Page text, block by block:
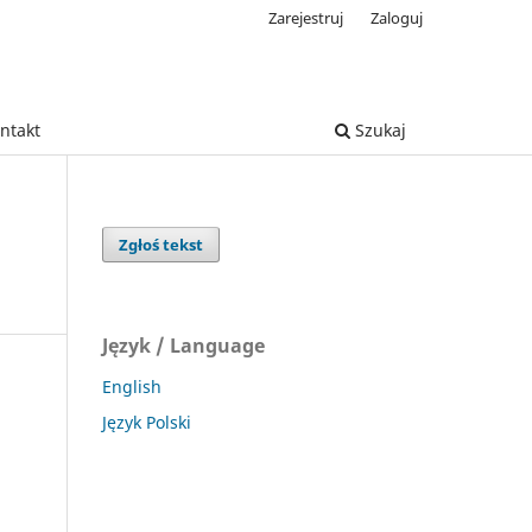
Szukaj
Zarejestruj Zaloguj
Zgłoś tekst
Język / Language
English
Język Polski